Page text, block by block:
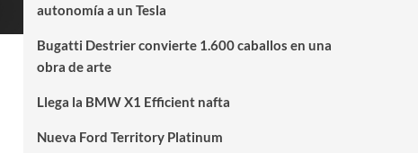
autonomía a un Tesla
Bugatti Destrier convierte 1.600 caballos en una
obra de arte
Llega la BMW X1 Efficient nafta
Nueva Ford Territory Platinum